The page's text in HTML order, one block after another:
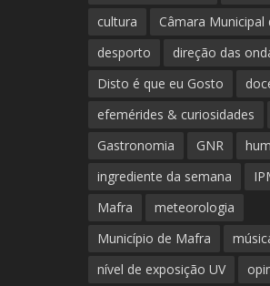
cultura
Câmara Municipal
desporto
direção das
Disto é que eu Gosto
efemérides & curiosidades
Gastronomia
GNR
ingrediente da semana
Mafra
meteorologia
Município de Mafra
nível de exposição UV